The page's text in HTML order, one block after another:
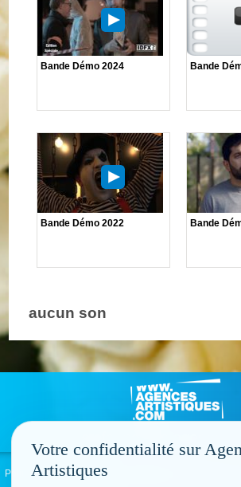
Bande Démo 2024 Bande
Bande Démo 2022 Bande
aucun son
Politique de confidentialité
Votre confidentialité sur
Artistiques